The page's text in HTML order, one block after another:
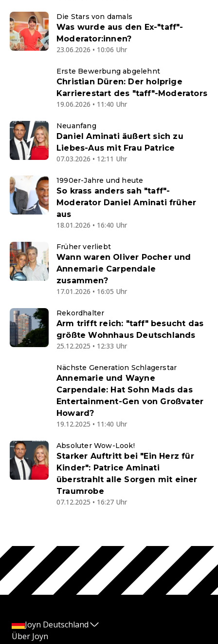
Die Stars von damals
Was wurde aus den Ex-"taff"-
Moderator:innen?
23.06.2026 • 10:06 Uhr
Erste Bewerbung abgelehnt
Christian Düren: Der holprige
Karrierestart des "taff"-Moderators
19.06.2026 • 11:40 Uhr
Neuanfang
Daniel Aminati äußert sich zu
Liebes-Aus mit Frau Patrice
07.03.2026 • 12:11 Uhr
1990er-Jahre und heute
So krass anders sah "taff"-
Moderator Daniel Aminati früher
aus
18.01.2026 • 16:40 Uhr
Früher verliebt
Wann waren Oliver Pocher und
Annemarie Carpendale
zusammen?
17.01.2026 • 16:05 Uhr
Rekordhalter
Arm trifft reich: "taff" besucht das
größte Wohnhaus Deutschlands
25.12.2025 • 12:33 Uhr
Nächste Generation Schlagerstar
Annemarie und Wayne
Carpendale: Hat Sohn Mads das
Entertainment-Gen von Großvater
Howard?
19.12.2025 • 11:40 Uhr
Absoluter Wow-Look!
Starker Auftritt bei "Ein Herz für
Kinder": Patrice Aminati
überstrahlt alle Sorgen mit einer
Traumrobe
07.12.2025 • 16:27 Uhr
Joyn Deutschland
Über Joyn